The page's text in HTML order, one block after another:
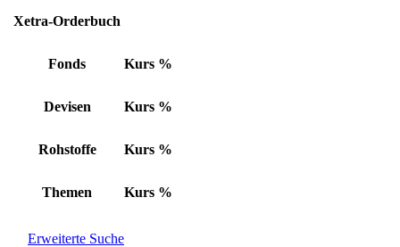
Xetra-Orderbuch
Fonds Kurs %
Devisen Kurs %
Rohstoffe Kurs %
Themen Kurs %
Erweiterte Suche